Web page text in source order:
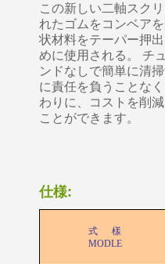
この新しい二軸スク
れたゴムをコンベア
状材料をテーパー押
めに使用される。
チ
ンドなしで簡単に清
に責任を負うことな
わりに、コストを削
ことができます。
仕様:
式 樣
MODLE